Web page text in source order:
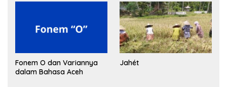
Fonem O dan Variannya
dalam Bahasa Aceh
Jahét